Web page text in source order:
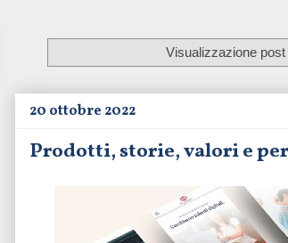
Visualizzazione
20 ottobre 2022
Prodotti, storie, valori e